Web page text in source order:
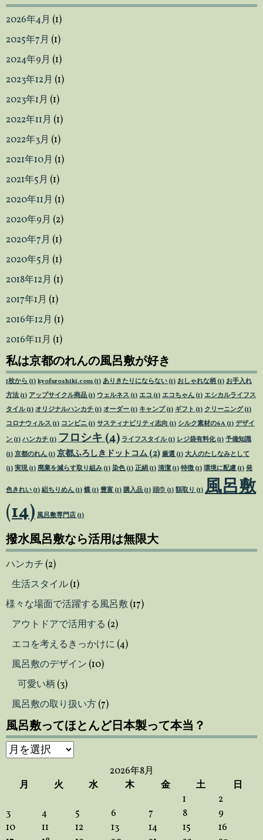
呂
敷
な
活
用
は
限
大
2026年4月 (1)
2025年7月 (1)
2024年9月 (1)
2023年12月 (1)
2023年1月 (1)
2022年11月 (1)
2022年3月 (1)
2021年10月 (1)
2021年5月 (1)
2020年11月 (1)
2020年9月 (2)
2020年7月 (1)
2020年5月 (1)
2018年12月 (1)
2017年1月 (1)
2016年12月 (1)
2016年11月 (1)
私は京都のれんの風呂敷が好き
1枚から (1) kyofuroshiki.com (1) ありきたりにならない (1) おしゃれな柄 (1) お手入れ
方法 (1) アップサイクル商品 (1) ウェルネス (1) エコ (1) エコちゃん (1) エシカルライフス
タイル(1) オリジナルハンカチ (1) オーダー (1) キャンプ(1) ギフト (1) クリーニング(1)
コロナウィルス (1) コンビニ (1) サスティナビリティ志向 (1) シルク素材の6A (1) デザイ
ン (1) ハンカチ (1) フロシキ(4) ライフスタイル(1) レジ袋有料化(1) 予備知識
(1) 京都のれん (1) 京都ふろしきドットコム (2) 厳選 (1) 大人のたしなみとして
(1) 実現(1) 廃棄を減らす取り組み (1) 染色 (1) 正絹 (1) 清潔 (1) 特徴 (1) 環境に配慮 (1) 発
色きれい (1) 絽ちりめん (1) 蝶 (1) 豊富 (1) 購入品 (1) 頭巾 (1) 額取り (1) 風呂敷
(14) 風呂敷専門店 (1)
撥水風呂敷なら活用は無限大
ハンカチ (2)
生活スタイル(1)
様々な場面で活躍する風呂敷(17)
アウトドアで活用する (2)
エコを考えるきっかけに (4)
風呂敷のデザイン (10)
可愛い柄 (3)
風呂敷の取り扱い方(7)
風呂敷ってほとんど日本製って本当？
風
呂
ほ
と
2026年8月
月
火 水 木 金 土
日
1
2
3
4 5 6 7 8
9
10
11 12 13 14 15
16